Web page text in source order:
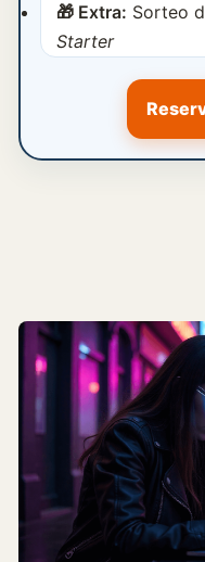
🎁 Extra: Sorteo
Starter